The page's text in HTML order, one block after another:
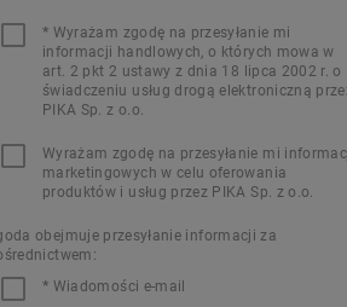
* Wyrażam zgodę na przesyłanie mi
informacji handlowych, o których mowa w
art. 2 pkt 2 ustawy z dnia 18 lipca 2002 r. o
świadczeniu usług drogą elektroniczną
PIKA Sp. z o.o.
Wyrażam zgodę na przesyłanie mi
marketingowych w celu oferowania
produktów i usług przez PIKA Sp. z o.o.
obejmuje przesyłanie informacji za
* Wiadomości e-mail